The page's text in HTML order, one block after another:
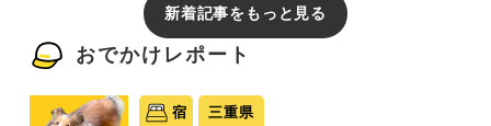
新着記事をもっと見る
おでかけレポート
宿 三重県